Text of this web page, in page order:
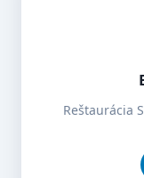
Reštaurácia